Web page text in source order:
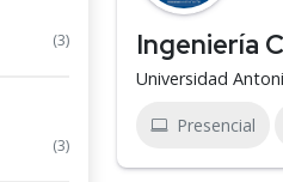
(3)
(3)
Ingeniería
Universidad
Presencial